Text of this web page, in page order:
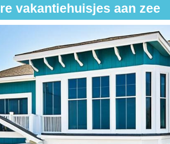
vakantiehuisjes aan zee